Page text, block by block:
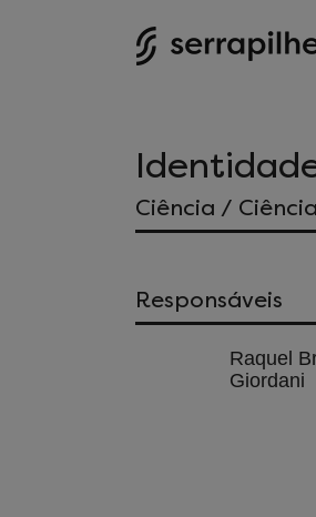
Ciência /
Responsáveis
Raquel
Giordani